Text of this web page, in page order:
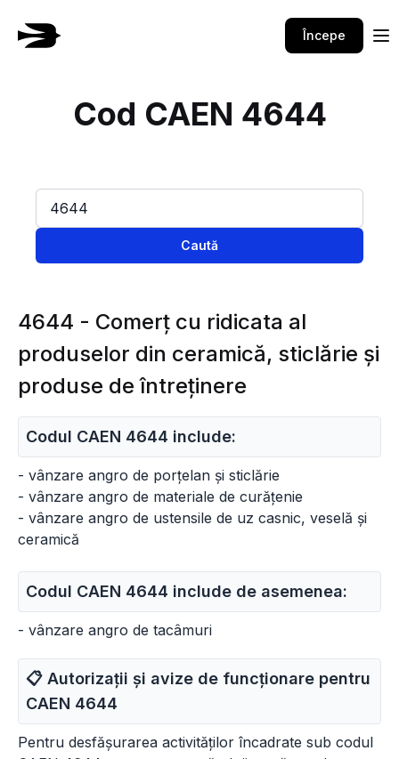
Începe
Cod CAEN 4644
Caută
4644 - Comerţ cu ridicata al
produselor din ceramică, sticlărie şi
produse de întreţinere
Codul CAEN 4644 include:
- vânzare angro de porțelan și sticlărie
- vânzare angro de materiale de curățenie
- vânzare angro de ustensile de uz casnic, veselă și
ceramică
Codul CAEN 4644 include de asemenea:
- vânzare angro de tacâmuri
📋 Autorizații și avize de funcționare pentru
CAEN 4644
Pentru desfășurarea activităților încadrate sub codul